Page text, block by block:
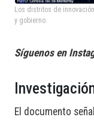
Los distritos de
y gobierno.
Síguenos en
El documento